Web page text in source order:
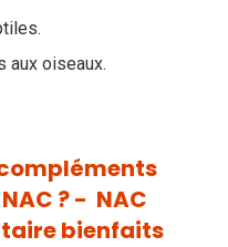
aux oiseaux.
? - ​ NAC
bienfaits